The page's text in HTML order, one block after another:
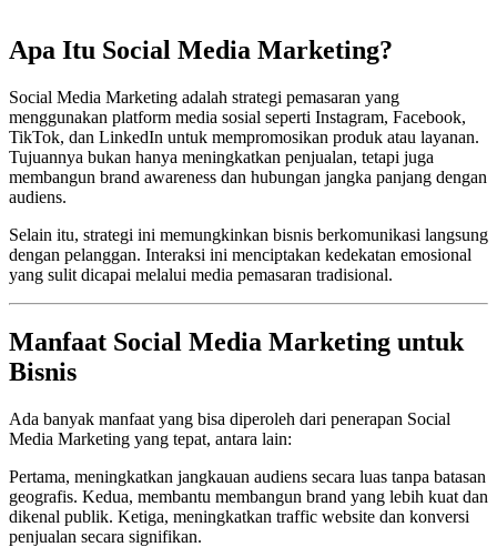
Apa Itu Social Media Marketing?
Social Media Marketing adalah strategi pemasaran yang
menggunakan platform media sosial seperti Instagram, Facebook,
TikTok, dan LinkedIn untuk mempromosikan produk atau layanan.
Tujuannya bukan hanya meningkatkan penjualan, tetapi juga
membangun brand awareness dan hubungan jangka panjang dengan
audiens.
Selain itu, strategi ini memungkinkan bisnis berkomunikasi langsung
dengan pelanggan. Interaksi ini menciptakan kedekatan emosional
yang sulit dicapai melalui media pemasaran tradisional.
Manfaat Social Media Marketing untuk
Bisnis
Ada banyak manfaat yang bisa diperoleh dari penerapan Social
Media Marketing yang tepat, antara lain:
Pertama, meningkatkan jangkauan audiens secara luas tanpa batasan
geografis. Kedua, membantu membangun brand yang lebih kuat dan
dikenal publik. Ketiga, meningkatkan traffic website dan konversi
penjualan secara signifikan.